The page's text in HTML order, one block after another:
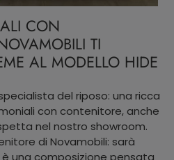
CON
TI
AL MODELLO HIDE
del riposo: una ricca
con contenitore, anche
nel nostro showroom.
di Novamobili: sarà
una composizione pensata